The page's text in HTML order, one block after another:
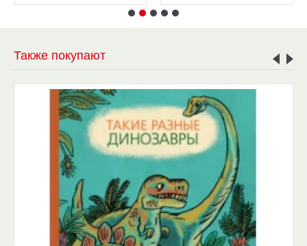
Также покупают